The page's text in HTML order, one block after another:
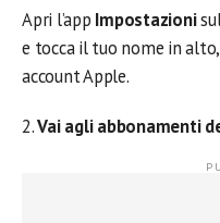
Apri l’app Impostazioni
e tocca il tuo nome in
account Apple.
2.Vai agli abbonamenti